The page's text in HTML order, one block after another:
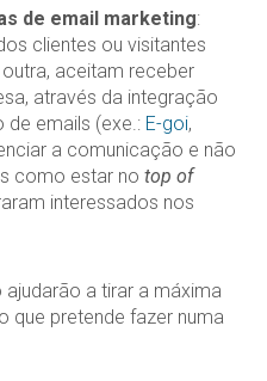
de email marketing:
clientes ou visitantes
aceitam receber
através da integração
de emails (exe.: E-goi,
a comunicação e não
como estar no top of
interessados nos
a tirar a máxima
que pretende fazer numa